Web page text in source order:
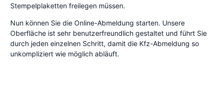
Stempelplaketten freilegen müssen.
Nun können Sie die Online-Abmeldung starten. Unsere
Oberfläche ist sehr benutzerfreundlich gestaltet und führt Sie
durch jeden einzelnen Schritt, damit die Kfz-Abmeldung so
unkompliziert wie möglich abläuft.